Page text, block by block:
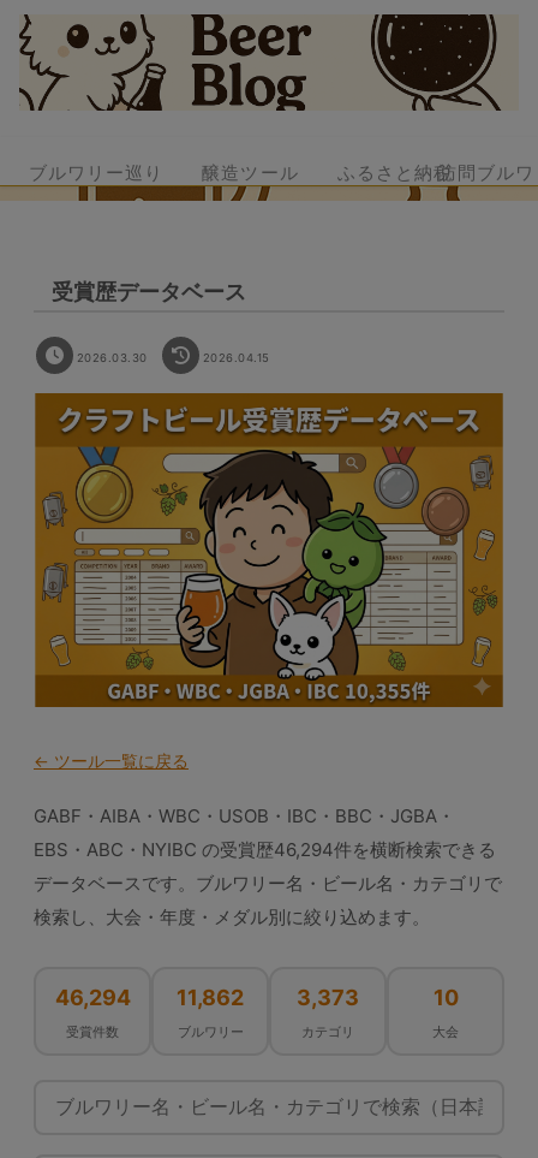
ブルワリー巡り 醸造ツール ふるさと納税訪問ブル
受賞歴データベース
2026.03.30 2026.04.15
← ツール一覧に戻る
GABF・AIBA・WBC・USOB・IBC・BBC・JGBA・
EBS・ABC・NYIBC の受賞歴46,294件を横断検索できる
データベースです。ブルワリー名・ビール名・カテゴリで
検索し、大会・年度・メダル別に絞り込めます。
46,294
受賞件数
11,862
ブルワリー
3,373
カテゴリ
10
大会